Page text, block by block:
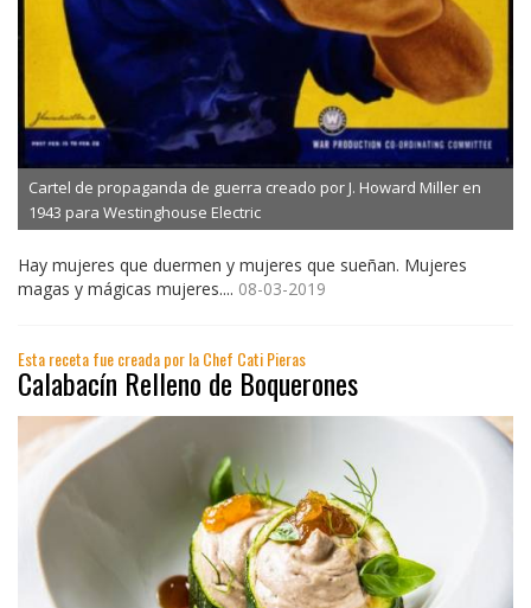
Cartel de propaganda de guerra creado por J. Howard Miller en
1943 para Westinghouse Electric
Hay mujeres que duermen y mujeres que sueñan. Mujeres
magas y mágicas mujeres.... 08-03-2019
Esta receta fue creada por la Chef Cati Pieras
Calabacín Relleno de Boquerones